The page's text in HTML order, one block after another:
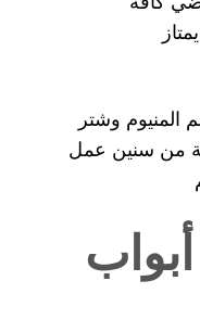
المنيوم وشتر
من سنين عمل